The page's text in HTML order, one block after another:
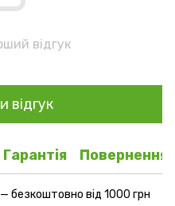
відгук
відгук
Гарантія Повернення
безкоштовно від 1000 грн